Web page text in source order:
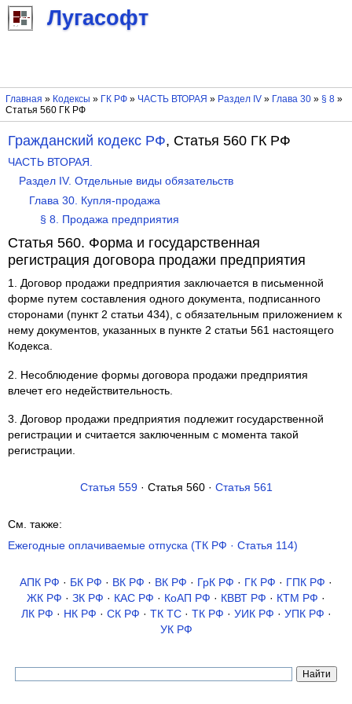
Лугасофт
Главная » Кодексы » ГК РФ» ЧАСТЬ ВТОРАЯ » Раздел IV» Глава 30» § 8»
Статья 560 ГК РФ
Гражданский кодекс РФ, Статья 560 ГК РФ
ЧАСТЬ ВТОРАЯ.
Раздел IV. Отдельные виды обязательств
Глава 30. Купля-продажа
§ 8. Продажа предприятия
Статья 560. Форма и государственная
регистрация договора продажи предприятия
1. Договор продажи предприятия заключается в письменной
форме путем составления одного документа, подписанного
сторонами (пункт 2 статьи 434), с обязательным приложением к
нему документов, указанных в пункте 2 статьи 561 настоящего
Кодекса.
2. Несоблюдение формы договора продажи предприятия
влечет его недействительность.
3. Договор продажи предприятия подлежит государственной
регистрации и считается заключенным с момента такой
регистрации.
Статья 559· Статья 560 · Статья 561
См. также:
Ежегодные оплачиваемые отпуска (ТК РФ · Статья 114)
АПК РФ · БК РФ · ВК РФ · ВК РФ · ГрК РФ · ГК РФ · ГПК РФ ·
ЖК РФ · ЗК РФ · КАС РФ · КоАП РФ · КВВТ РФ · КТМ РФ ·
ЛК РФ · НК РФ · СК РФ · ТК TC· ТК РФ · УИК РФ · УПК РФ ·
УК РФ